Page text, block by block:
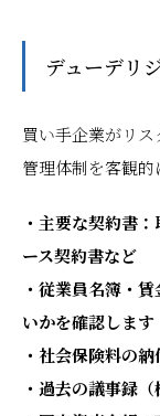
デューデリ
買い手企業がリス
管理体制を客観的
・主要な契約書
ース契約書など
・従業員名簿・
いかを確認します
・社会保険料の
・過去の議事録（